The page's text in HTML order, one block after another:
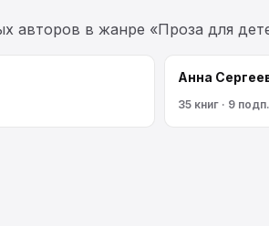
авторов в жанре «Проза для
Анна
35 книг · 9 подп.